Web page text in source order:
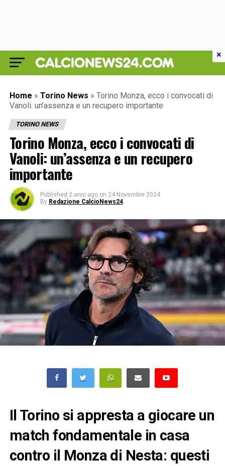
Home » Torino News » Torino Monza, ecco i convocati di
Vanoli: un’assenza e un recupero importante
TORINO NEWS
Torino Monza, ecco i convocati di
Vanoli: un’assenza e un recupero
importante
Published 2 anni ago on 24 Novembre 2024
By Redazione CalcioNews24
Il Torino si appresta a giocare un
match fondamentale in casa
contro il Monza di Nesta: questi
×